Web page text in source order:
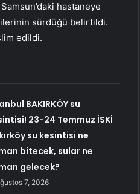
hastaneye
sürdüğü belirtildi.
edildi.
BAKIRKÖY su
23-24 Temmuz İSKİ
su kesintisi ne
bitecek, sular ne
gelecek?
7, 2026